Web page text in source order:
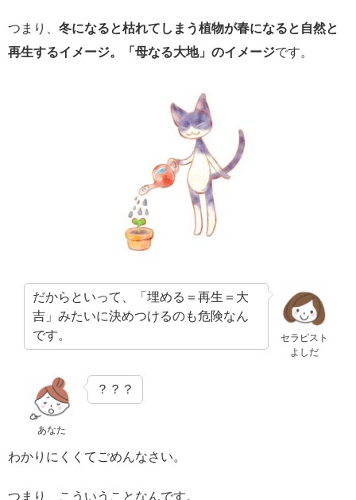
つまり、 冬になると枯れてしまう植物が春になると自然と
再生するイメージ。「母なる大地」のイメージです。
セラピスト
よしだ
だからといって、「埋める＝再生＝大
吉」みたいに決めつけるのも危険なん
です。
あなた
？？？
わかりにくくてごめんなさい。
つまり、こういうことなんです。